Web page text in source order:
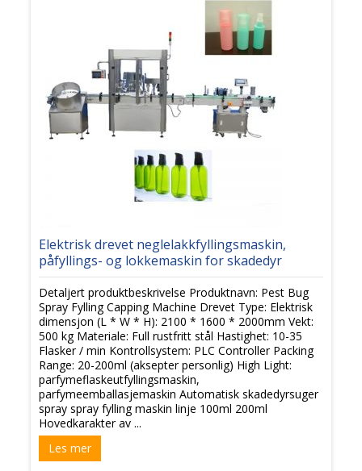
Elektrisk drevet neglelakkfyllingsmaskin,
påfyllings- og lokkemaskin for skadedyr
Detaljert produktbeskrivelse Produktnavn: Pest Bug
Spray Fylling Capping Machine Drevet Type: Elektrisk
dimensjon (L * W * H): 2100 * 1600 * 2000mm Vekt:
500 kg Materiale: Full rustfritt stål Hastighet: 10-35
Flasker / min Kontrollsystem: PLC Controller Packing
Range: 20-200ml (aksepter personlig) High Light:
parfymeflaskeutfyllingsmaskin,
parfymeemballasjemaskin Automatisk skadedyrsuger
spray spray fylling maskin linje 100ml 200ml
Hovedkarakter av ...
Les mer